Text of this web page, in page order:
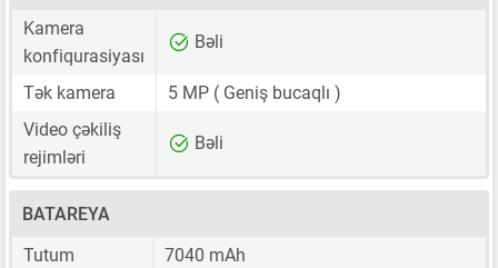
Kamera
konfiqurasiyası
Bəli
Tək kamera 5 MP ( Geniş bucaqlı )
Video çəkiliş
rejimləri
Bəli
BATAREYA
Tutum
7040 mAh